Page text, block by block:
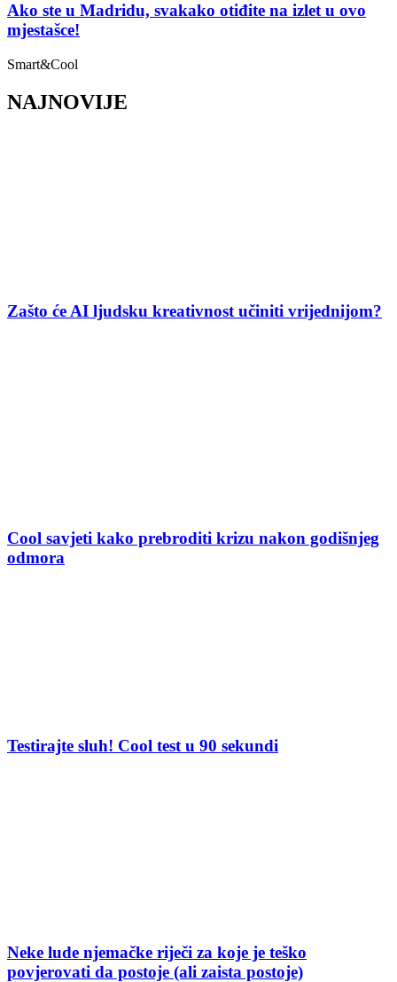
Ako ste u Madridu, svakako otiđite na izlet u ovo
mjestašce!
Smart&Cool
NAJNOVIJE
Zašto će AI ljudsku kreativnost učiniti vrijednijom?
Cool savjeti kako prebroditi krizu nakon godišnjeg
odmora
Testirajte sluh! Cool test u 90 sekundi
Neke lude njemačke riječi za koje je teško
povjerovati da postoje (ali zaista postoje)